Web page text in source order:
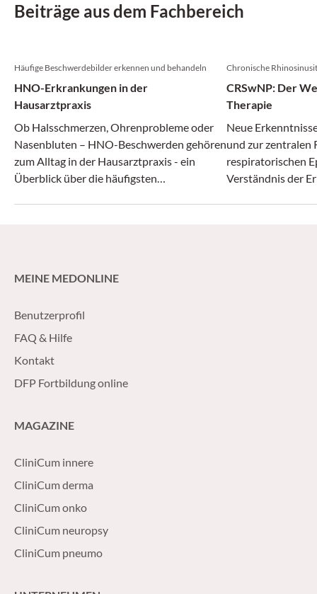
Beiträge aus dem Fachbereich
Häufige Beschwerdebilder erkennen und behandeln
HNO-Erkrankungen in der
Hausarztpraxis
Ob Halsschmerzen, Ohrenprobleme oder
Nasenbluten – HNO-Beschwerden gehören
zum Alltag in der Hausarztpraxis - ein
Überblick über die häufigsten
Chronische
CRSwNP: Der
Therapie
Neue
und zur zentralen
respiratorischen
Verständnis der
MEINE MEDONLINE
Benutzerprofil
FAQ & Hilfe
Kontakt
DFP Fortbildung online
MAGAZINE
CliniCum innere
CliniCum derma
CliniCum onko
CliniCum neuropsy
CliniCum pneumo